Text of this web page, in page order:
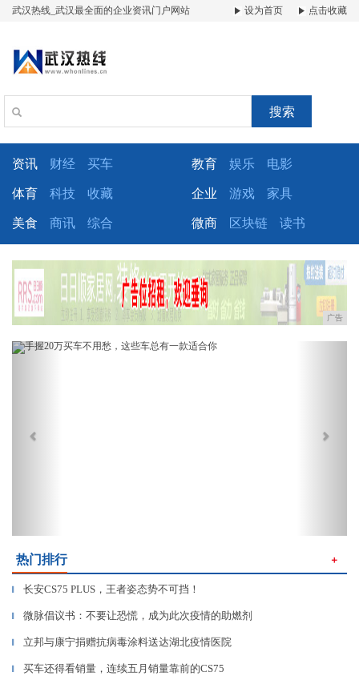
武汉热线_武汉最全面的企业资讯门户网站 设为首页 点击收藏
搜索
资讯 财经 买车 教育 娱乐 电影
体育 科技 收藏 企业 游戏 家具
美食 商讯 综合 微商 区块链 读书
广告
Previous
热门排行 ＋
▎ 长安CS75 PLUS，王者姿态势不可挡！
▎ 微脉倡议书：不要让恐慌，成为此次疫情的助燃剂
▎ 立邦与康宁捐赠抗病毒涂料送达湖北疫情医院
▎ 买车还得看销量，连续五月销量靠前的CS75